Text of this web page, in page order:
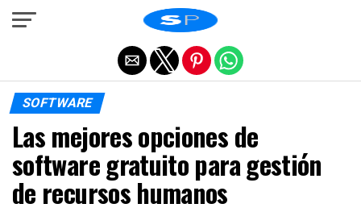
SOFTWARE
Las mejores opciones de
software gratuito para gestión
de recursos humanos
Salir de la versión móvil